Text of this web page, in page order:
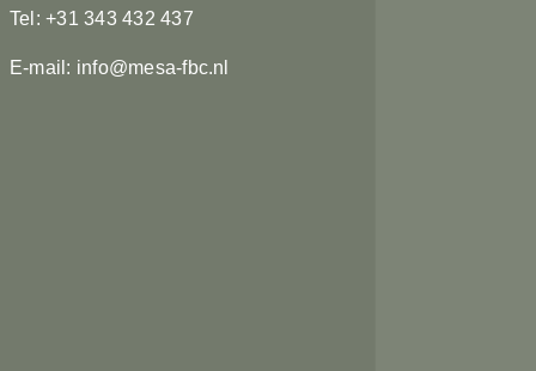
Tel: +31 343 432 437
E-mail: info@mesa-fbc.nl